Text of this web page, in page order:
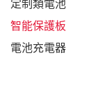
定制類電池
智能保護板
電池充電器